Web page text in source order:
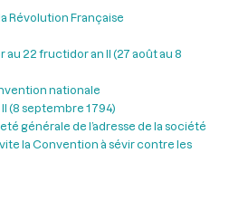
Révolution Française
au 22 fructidor an II (27 août au 8
nationale
(8 septembre 1 794)
générale de l’adresse de la société
la Convention à sévir contre les